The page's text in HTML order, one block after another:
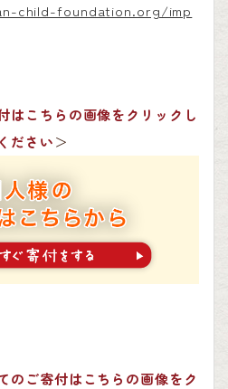
child-foundation.org/imp
はこちらの画像をクリックし
ださい＞
のご寄付はこちらの画像をク